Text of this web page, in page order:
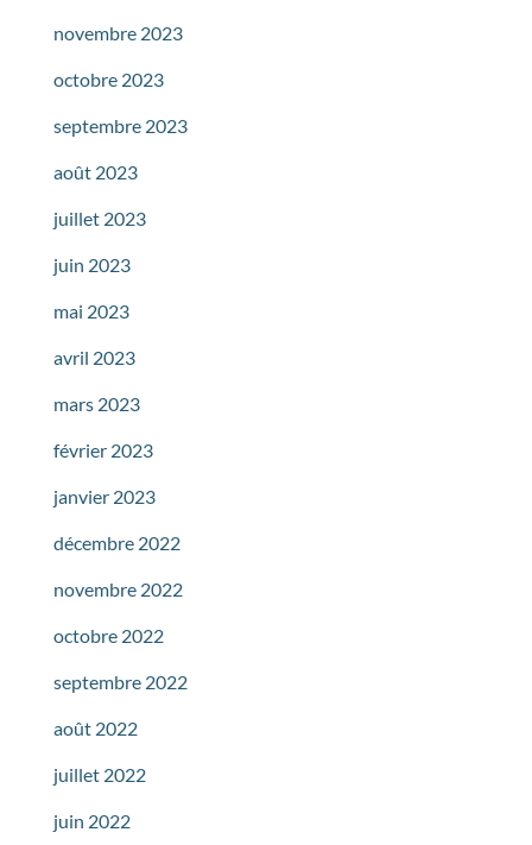
novembre 2023
octobre 2023
septembre 2023
août 2023
juillet 2023
juin 2023
mai 2023
avril 2023
mars 2023
février 2023
janvier 2023
décembre 2022
novembre 2022
octobre 2022
septembre 2022
août 2022
juillet 2022
juin 2022